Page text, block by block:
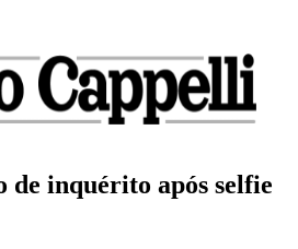
inquérito após selfie